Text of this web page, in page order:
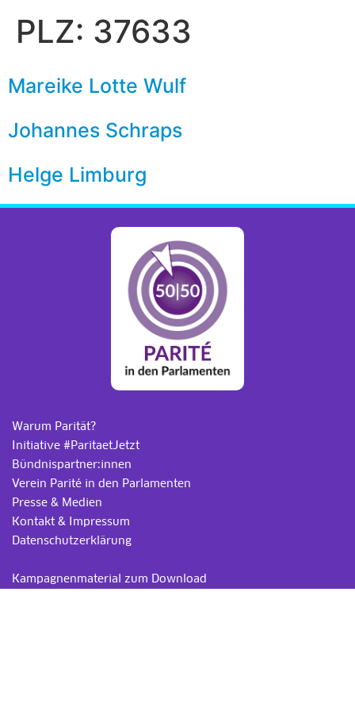
PLZ: 37633
Mareike Lotte Wulf
Johannes Schraps
Helge Limburg
Warum Parität?
Initiative #ParitaetJetzt
Bündnispartner:innen
Verein Parité in den Parlamenten
Presse & Medien
Kontakt & Impressum
Datenschutzerklärung
Kampagnenmaterial zum Download